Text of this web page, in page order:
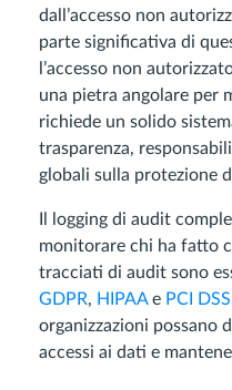
dall’accesso non
parte significativa di
l’accesso non
una pietra angolare per
richiede un solido
trasparenza,
globali sulla protezione
Il logging di audit
monitorare chi ha fatto
tracciati di audit sono
GDPR, HIPAAe PCI DSS
organizzazioni possano
accessi ai dati e